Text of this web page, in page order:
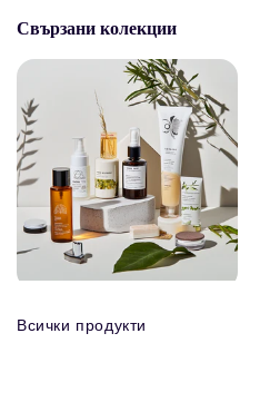
Свързани колекции
Всички продукти